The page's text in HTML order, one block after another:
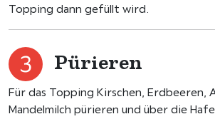
Topping dann gefüllt wird.
Pürieren
Für das Topping Kirschen, Erdbeeren,
Mandelmilch pürieren und über die